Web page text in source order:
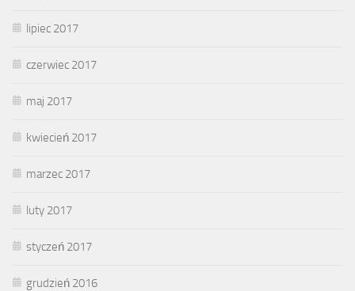
lipiec 2017
czerwiec 2017
maj 2017
kwiecień 2017
marzec 2017
luty 2017
styczeń 2017
grudzień 2016